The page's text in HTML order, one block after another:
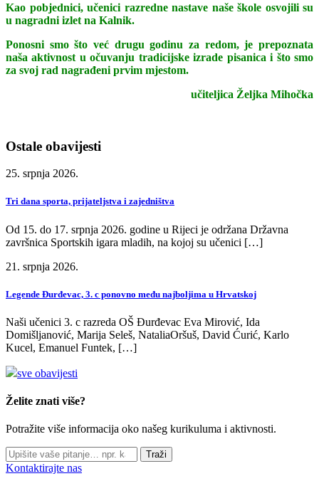
Kao pobjednici, učenici razredne nastave naše škole osvojili su
u nagradni izlet na Kalnik.
Ponosni smo što već drugu godinu za redom, je prepoznata
naša aktivnost u očuvanju tradicijske izrade pisanica i što smo
za svoj rad nagrađeni prvim mjestom.
učiteljica Željka Mihočka
Ostale obavijesti
25. srpnja 2026.
Tri dana sporta, prijateljstva i zajedništva
Od 15. do 17. srpnja 2026. godine u Rijeci je održana Državna
završnica Sportskih igara mladih, na kojoj su učenici […]
21. srpnja 2026.
Legende Đurđevac, 3. c ponovno među najboljima u Hrvatskoj
Naši učenici 3. c razreda OŠ Đurđevac Eva Mirović, Ida
Domišljanović, Marija Seleš, NataliaOršuš, David Ćurić, Karlo
Kucel, Emanuel Funtek, […]
sve obavijesti
Želite znati više?
Potražite više informacija oko našeg kurikuluma i aktivnosti.
Traži
Kontaktirajte nas